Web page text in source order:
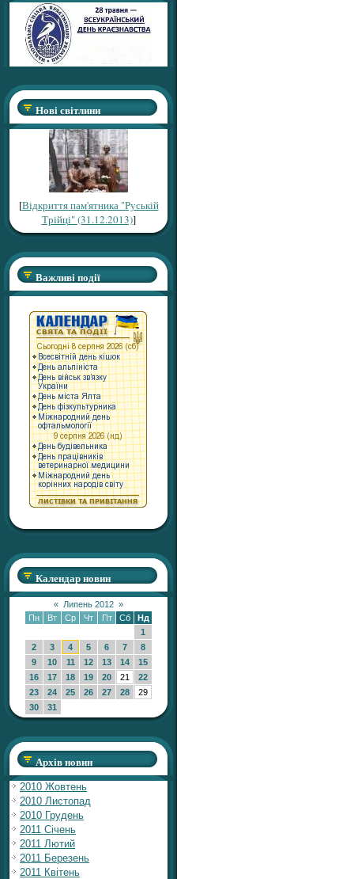
Нові світлини
[Відкриття пам'ятника "Руській
Трійці" (31.12.2013)]
Важливі події
Календар новин
« Липень 2012 »
Пн
Вт Ср Чт Пт Сб
Нд
1
2
3 4 5 6 7
8
9
10 11 12 13 14
15
16
17 18 19 20 21
22
23
24 25 26 27 28
29
30
31
Архів новин
2010 Жовтень
2010 Листопад
2010 Грудень
2011 Січень
2011 Лютий
2011 Березень
2011 Квітень